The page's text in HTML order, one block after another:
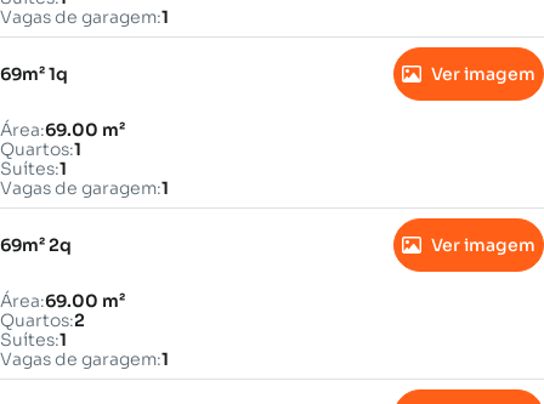
Vagas de garagem:1
69m² 1q Ver imagem
Área:69.00 m²
Quartos:1
Suítes:1
Vagas de garagem:1
69m² 2q Ver imagem
Área:69.00 m²
Quartos:2
Suítes:1
Vagas de garagem:1